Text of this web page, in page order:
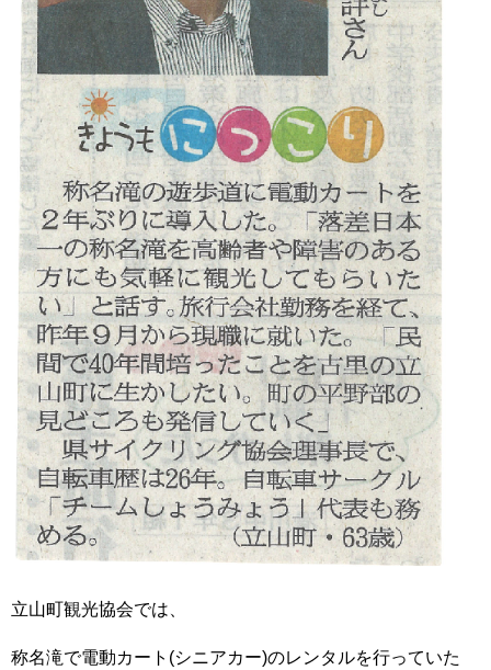
立山町観光協会では、
称名滝で電動カート(シニアカー)のレンタルを行っていた